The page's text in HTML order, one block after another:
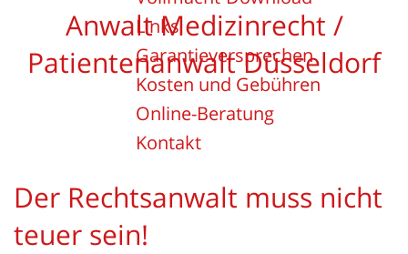
Links
Garantieversprechen
Kosten und Gebühren
Online-Beratung
Kontakt
Anwalt Medizinrecht /
Patientenanwalt Düsseldorf
Der Rechtsanwalt muss nicht
teuer sein!